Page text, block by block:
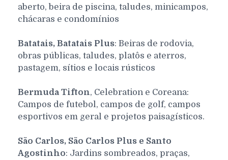
aberto, beira de piscina, taludes, minicampos,
chácaras e condomínios
Batatais, Batatais Plus: Beiras de rodovia,
obras públicas, taludes, platôs e aterros,
pastagem, sítios e locais rústicos
Bermuda Tifton, Celebration e Coreana:
Campos de futebol, campos de golf, campos
esportivos em geral e projetos paisagísticos.
São Carlos, São Carlos Plus e Santo
Agostinho: Jardins sombreados, praças,